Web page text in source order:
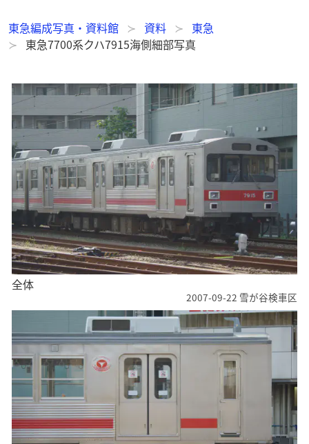
東急編成写真・資料館 資料
東急
東急7700系クハ7915海側細部写真
全体
2007-09-22 雪が谷検車区